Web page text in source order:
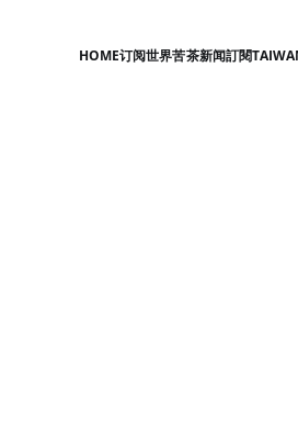
HOME订阅世界苦茶新闻訂閱